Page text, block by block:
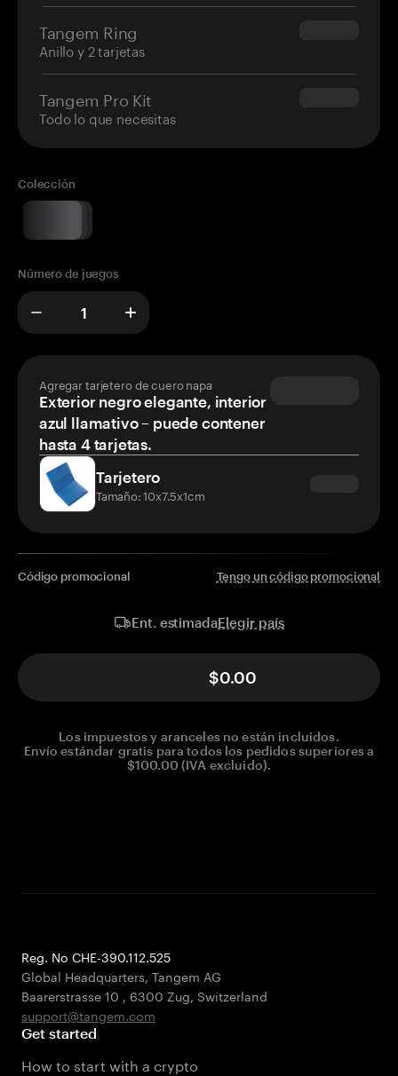
Tangem Ring
Anillo y 2 tarjetas
$160.00
Tangem Pro Kit
Todo lo que necesitas
$180.00
Colección
Número de juegos
Agregar tarjetero de cuero napa
Exterior negro elegante, interior
azul llamativo – puede contener
hasta 4 tarjetas.
Tarjetero
Tamaño: 10x7.5x1cm
Código promocional Tengo un código promocional
Ent. estimadaElegir país
$0.00
Los impuestos y aranceles no están incluidos.
Envío estándar gratis para todos los pedidos superiores a
$100.00 (IVA excluido).
Reg. No CHE-390.112.525
Global Headquarters, Tangem AG
Baarerstrasse 10 , 6300 Zug, Switzerland
support@tangem.com
Get started
How to start with a crypto